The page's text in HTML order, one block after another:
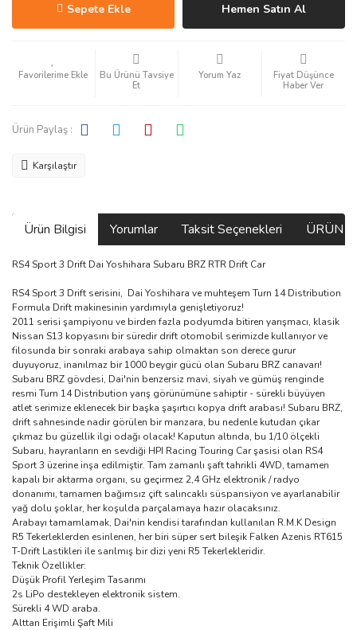
Sepete Ekle Hemen Satın Al
Bu Ürünü Tavsiye
Et
Yorum Yaz
Fiyat Düşünce
Haber Ver
Ürün Paylaş :
Karşılaştır
Ürün Bilgisi Yorumlar Taksit Seçenekleri ÜRÜN
RS4 Sport 3 Drift Dai Yoshihara Subaru BRZ RTR Drift Car
RS4 Sport 3 Drift serisini, Dai Yoshihara ve muhteşem Turn 14 Distribution
Formula Drift makinesinin yardımıyla genişletiyoruz!
2011 serisi şampiyonu ve birden fazla podyumda bitiren yarışmacı, klasik
Nissan S13 kopyasını bir süredir drift otomobil serimizde kullanıyor ve
filosunda bir sonraki arabaya sahip olmaktan son derece gurur
duyuyoruz, inanılmaz bir 1000 beygir gücü olan Subaru BRZ canavarı!
Subaru BRZ gövdesi, Dai'nin benzersiz mavi, siyah ve gümüş renginde
resmi Turn 14 Distribution yarış görünümüne sahiptir - sürekli büyüyen
atlet serimize eklenecek bir başka şaşırtıcı kopya drift arabası! Subaru BRZ,
drift sahnesinde nadir görülen bir manzara, bu nedenle kutudan çıkar
çıkmaz bu güzellik ilgi odağı olacak! Kaputun altında, bu 1/10 ölçekli
Subaru, hayranların en sevdiği HPI Racing Touring Car şasisi olan RS4
Sport 3 üzerine inşa edilmiştir. Tam zamanlı şaft tahrikli 4WD, tamamen
kapalı bir aktarma organı, su geçirmez 2,4 GHz elektronik / radyo
donanımı, tamamen bağımsız çift salıncaklı süspansiyon ve ayarlanabilir
yağ dolu şoklar, her koşulda parçalamaya hazır olacaksınız.
Arabayı tamamlamak, Dai'nin kendisi tarafından kullanılan R.M.K Design
R5 Tekerleklerden esinlenen, her biri süper sert bileşik Falken Azenis RT615
T-Drift Lastikleri ile sarılmış bir dizi yeni R5 Tekerlekleridir.
Teknik Özellikler:
Düşük Profil Yerleşim Tasarımı
2s LiPo destekleyen elektronik sistem.
Sürekli 4 WD araba.
Alttan Erişimli Şaft Mili